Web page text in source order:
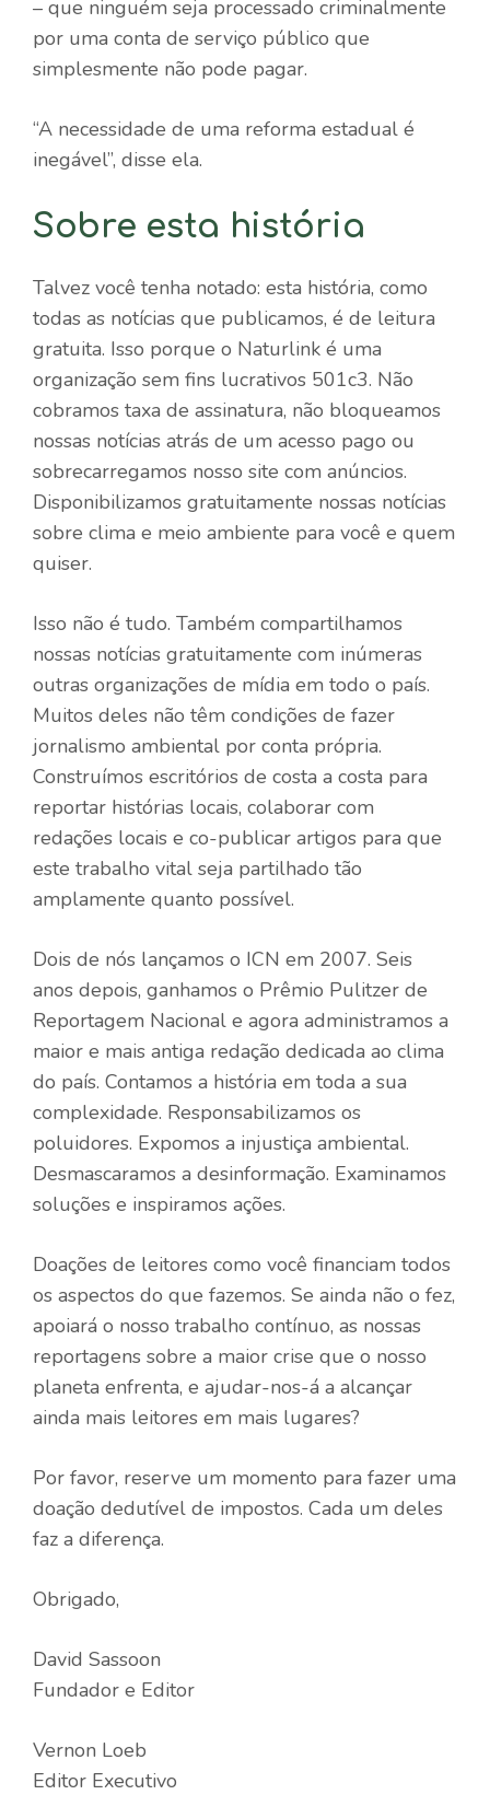
– que ninguém seja processado criminalmente
por uma conta de serviço público que
simplesmente não pode pagar.
“A necessidade de uma reforma estadual é
inegável”, disse ela.
Sobre esta história
Talvez você tenha notado: esta história, como
todas as notícias que publicamos, é de leitura
gratuita. Isso porque o Naturlink é uma
organização sem fins lucrativos 501c3. Não
cobramos taxa de assinatura, não bloqueamos
nossas notícias atrás de um acesso pago ou
sobrecarregamos nosso site com anúncios.
Disponibilizamos gratuitamente nossas notícias
sobre clima e meio ambiente para você e quem
quiser.
Isso não é tudo. Também compartilhamos
nossas notícias gratuitamente com inúmeras
outras organizações de mídia em todo o país.
Muitos deles não têm condições de fazer
jornalismo ambiental por conta própria.
Construímos escritórios de costa a costa para
reportar histórias locais, colaborar com
redações locais e co-publicar artigos para que
este trabalho vital seja partilhado tão
amplamente quanto possível.
Dois de nós lançamos o ICN em 2007. Seis
anos depois, ganhamos o Prêmio Pulitzer de
Reportagem Nacional e agora administramos a
maior e mais antiga redação dedicada ao clima
do país. Contamos a história em toda a sua
complexidade. Responsabilizamos os
poluidores. Expomos a injustiça ambiental.
Desmascaramos a desinformação. Examinamos
soluções e inspiramos ações.
Doações de leitores como você financiam todos
os aspectos do que fazemos. Se ainda não o fez,
apoiará o nosso trabalho contínuo, as nossas
reportagens sobre a maior crise que o nosso
planeta enfrenta, e ajudar-nos-á a alcançar
ainda mais leitores em mais lugares?
Por favor, reserve um momento para fazer uma
doação dedutível de impostos. Cada um deles
faz a diferença.
Obrigado,
David Sassoon
Fundador e Editor
Vernon Loeb
Editor Executivo